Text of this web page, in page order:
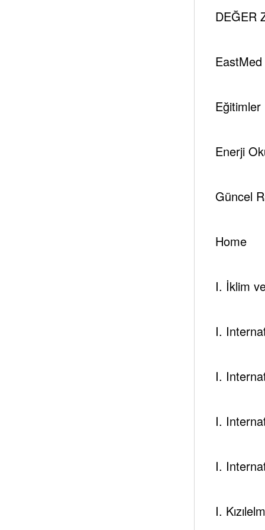
DEĞER
Eğitimler
Enerji
Güncel
Home
I. İklim
I.
I.
I.
I.
I.
Araştirma Ve
tespambackup@gmail.com
Güneş Işiğini Elektri̇ğe Çevi̇rmeyi̇ Ki̇mler